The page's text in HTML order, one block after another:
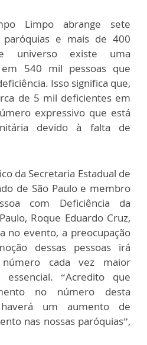
Limpo abrange sete
e mais de 400
universo existe uma
em 540 mil pessoas que
Isso significa que,
de 5 mil deficientes em
expressivo que está
devido à falta de
da Secretaria Estadual de
de São Paulo e membro
com Deficiência da
Roque Eduardo Cruz,
no evento, a preocupação
dessas pessoas irá
cada vez maior
“Acredito que
no número desta
um aumento de
nas nossas paróquias”,